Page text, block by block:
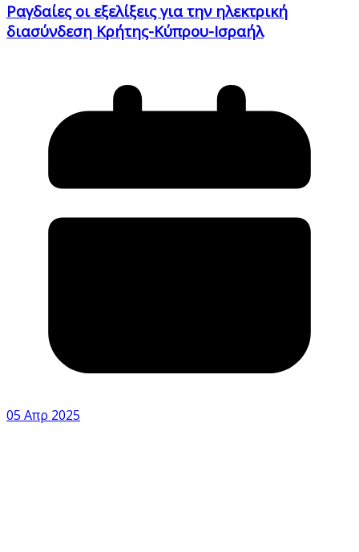
Ραγδαίες οι εξελίξεις για την ηλεκτρική
διασύνδεση Κρήτης-Κύπρου-Ισραήλ
05 Απρ 2025